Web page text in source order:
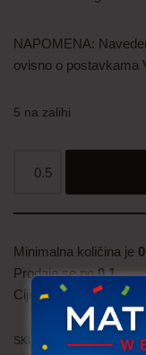
NAPOMENA:
ovisno o postavkama
5 na zalihi
Minimalna količina je
Prodaje se po0.1
Cijena je po metru
SKU: